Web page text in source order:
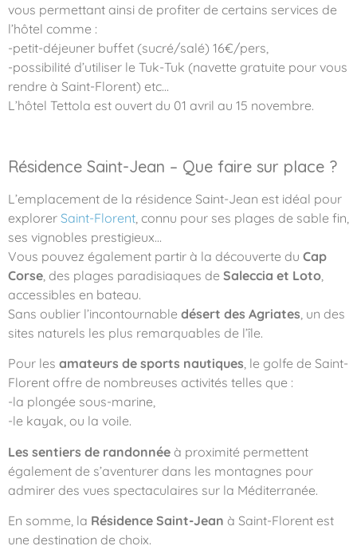
vous permettant ainsi de profiter de certains services de
l’hôtel comme :
-petit-déjeuner buffet (sucré/salé) 16€/pers,
-possibilité d’utiliser le Tuk-Tuk (navette gratuite pour vous
rendre à Saint-Florent) etc…
L’hôtel Tettola est ouvert du 01 avril au 15 novembre.
Résidence Saint-Jean – Que faire sur place ?
L’emplacement de la résidence Saint-Jean est idéal pour
explorer Saint-Florent , connu pour ses plages de sable fin,
ses vignobles prestigieux…
Vous pouvez également partir à la découverte du Cap
Corse , des plages paradisiaques de Saleccia et Loto
accessibles en bateau.
Sans oublier l’incontournable désert des Agriates , un des
sites naturels les plus remarquables de l’île.
Pour les amateurs de sports nautiques, le golfe de Saint-
Florent offre de nombreuses activités telles que :
-la plongée sous-marine,
-le kayak, ou la voile.
Les sentiers de randonnée à proximité permettent
également de s’aventurer dans les montagnes pour
admirer des vues spectaculaires sur la Méditerranée.
En somme, la Résidence Saint-Jean à Saint-Florent est
une destination de choix.